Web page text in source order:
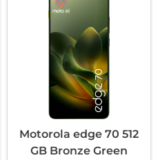
Motorola edge 70 512
GB Bronze Green